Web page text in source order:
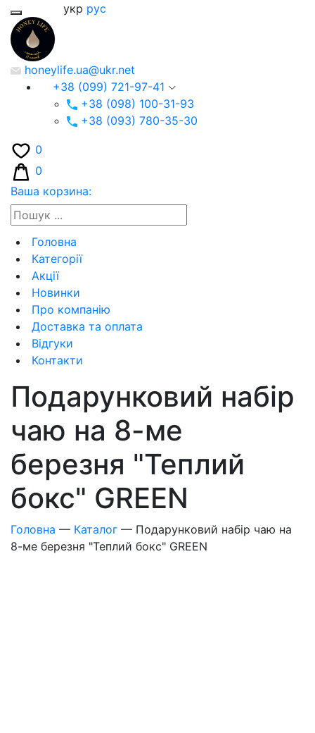
укр рус
honeylife.ua@ukr.net
+38 (099) 721-97-41
+38 (098) 100-31-93
+38 (093) 780-35-30
0
0
Ваша корзина:
Головна
Категорії
Акції
Новинки
Про компанію
Доставка та оплата
Відгуки
Контакти
Подарунковий набір
чаю на 8-ме
березня "Теплий
бокс" GREEN
Головна — Каталог — Подарунковий набір чаю на
8-ме березня "Теплий бокс" GREEN